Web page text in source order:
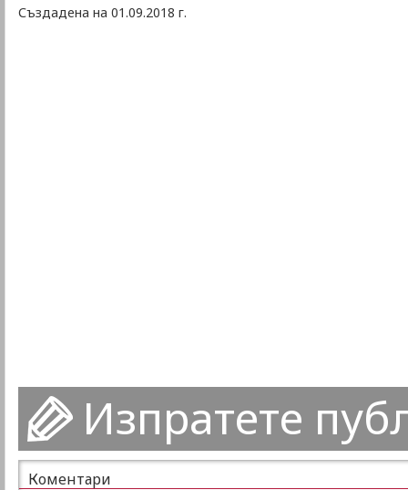
Създадена на 01.09.2018 г.
Изпратете
Коментари